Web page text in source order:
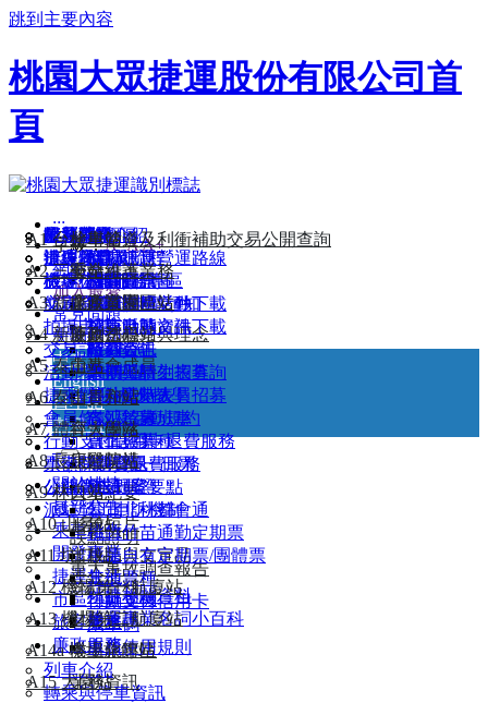
跳到主要內容
桃園大眾捷運股份有限公司首
頁
:::
字級：A-AA+
網站導覽
加入最愛
常見問題
失物招領
中文
English
日本語
한국어
關於桃捷
公司簡介
公司沿革
企業識別
使命、願景與理念
董事會成員
首長介紹
經營團隊
組織架構
大事紀要
形象短片
出版品與文宣品
統計資料
財務資訊
本土化專區
業務資訊
最新公告
最新消息
活動訊息
機關團體
桃園市府活動
桃捷活動
招募公告
暑期工讀生招募
部分工時人員招募
志工招募
員工招募
小額採購資訊
公開徵求提案
派駐勞工申訴機制
誤點證明
重大事故調查報告
桃捷相關資料
捷運專業名詞小百科
乘車指南
路網圖
機場捷運營運路線
路網願景圖
路線說明
列車動態資訊
時刻表
票價與時刻表查詢
各站時刻表
各站首末班車
票價與票種
單程票/一日票
電子票證
基北北桃都會通
桃竹竹苗通勤定期票
桃捷自有定期票/團體票
其他票種
行動支付信用卡
乘車碼
車票使用規則
列車介紹
轉乘與停車資訊
開發事業
附屬事業介紹
捷運商品
招商資訊
招商投標文件下載
招商申請文件下載
廠商資訊
捷運生活
公共藝術
沿線景點
機捷小旅行
市區預辦登機
服務簡介
辦理項目及流程
機場公司服務專區
航班資訊
旅客服務
常見問題
遺失物查詢
旅客信箱
文宣品上刊申請須知
拍攝申請
交易記錄查詢
活動場地申請
捷乘歡迎-校外教學
會員條款及活動規約
行動支付信用卡退費服務
票卡問題暨退費服務
公益廣告刊登要點
廉政服務
檢舉管道及利衝補助交易公開查詢
安全維護業務
廉政宣導
廉政法規
A1 台北車站
A2 三重站
A3 新北產業園區站
A4 新莊副都心站
A5 泰山站
A6 泰山貴和站
A7 體育大學站
A8 長庚醫院站
A9 林口站
A10 山鼻站
A11 坑口站
A12 機場第一航廈站
A13 機場第二航廈站
A14a 機場旅館站
A15 大園站